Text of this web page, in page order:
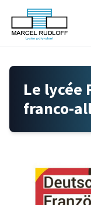
Skip to content
Le lycée
franco-